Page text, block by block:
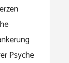
Psyche